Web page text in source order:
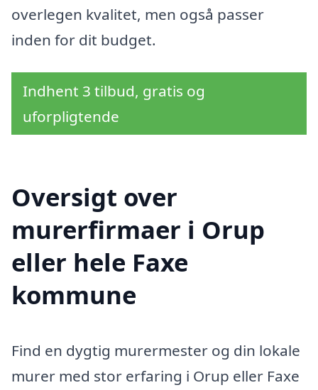
overlegen kvalitet, men også passer
inden for dit budget.
Indhent 3 tilbud, gratis og
uforpligtende
Oversigt over
murerfirmaer i Orup
eller hele Faxe
kommune
Find en dygtig murermester og din lokale
murer med stor erfaring i Orup eller Faxe